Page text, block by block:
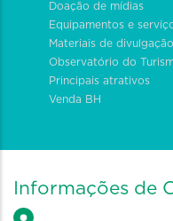
Doação de mídias
Equipamentos e
Materiais de divulgação
Observatório do
Principais atrativos
Venda BH
Informações de